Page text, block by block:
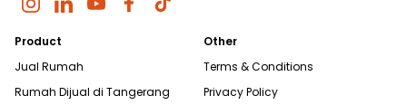
Product
Jual Rumah
Rumah Dijual di Tangerang
Other
Terms & Conditions
Privacy Policy